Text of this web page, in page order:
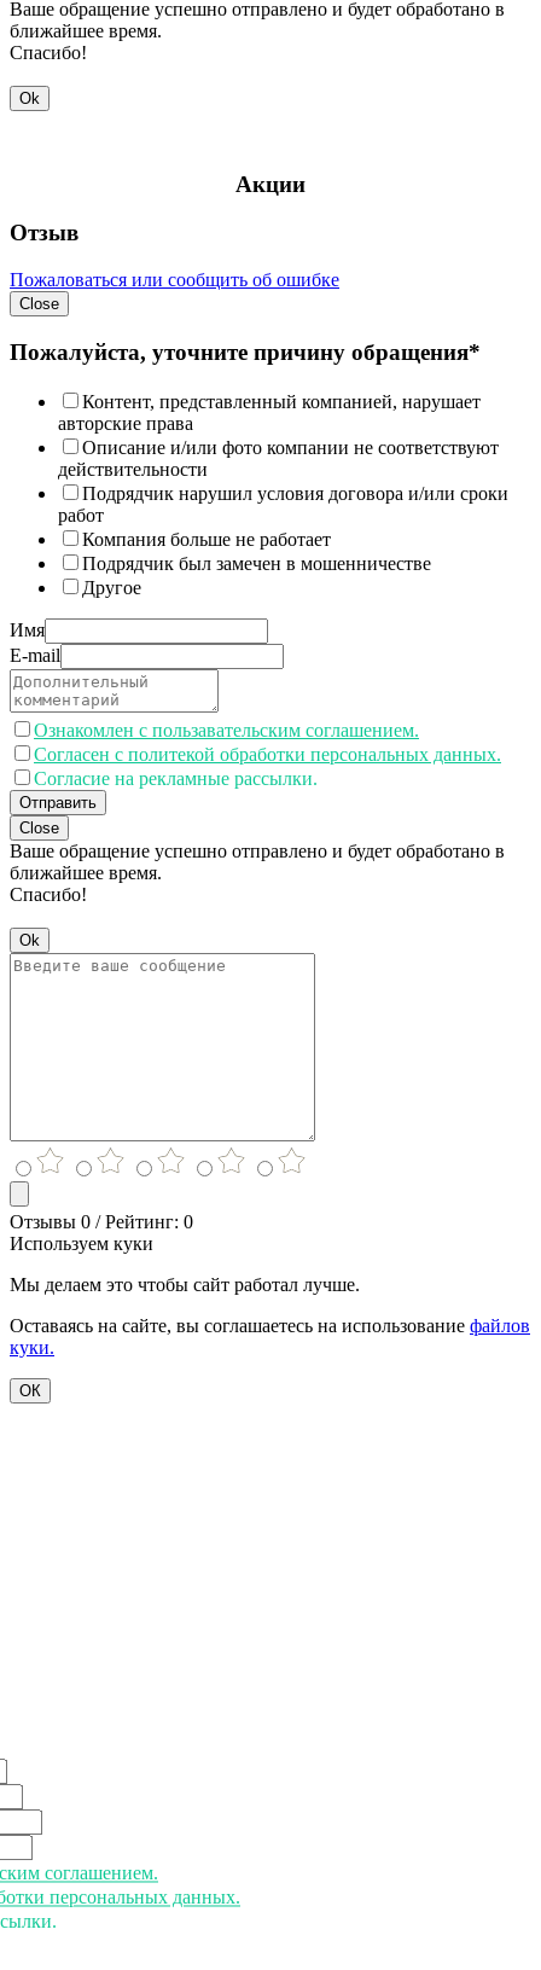
Ваше обращение успешно отправлено и будет обработано в
ближайшее время.
Спасибо!
Ok
Акции
Отзыв
Пожаловаться или сообщить об ошибке
Close
Пожалуйста, уточните причину обращения*
Контент, представленный компанией, нарушает
авторские права
Описание и/или фото компании не соответствуют
действительности
Подрядчик нарушил условия договора и/или сроки
работ
Компания больше не работает
Подрядчик был замечен в мошенничестве
Другое
Имя
E-mail
Ознакомлен с пользавательским соглашением.
Согласен с политекой обработки персональных данных.
Согласие на рекламные рассылки.
Отправить
Close
Ваше обращение успешно отправлено и будет обработано в
ближайшее время.
Спасибо!
Ok
Отзывы 0 / Рейтинг: 0
Используем куки
Мы делаем это чтобы сайт работал лучше.
Оставаясь на сайте, вы соглашаетесь на использование файлов
куки.
ОК
соглашением.
персональных данных.